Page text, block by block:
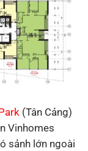
(Tân Cảng)
Vinhomes
sảnh lớn ngoài